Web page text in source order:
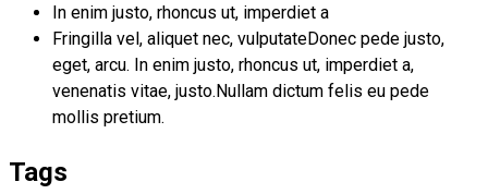
In enim justo, rhoncus ut, imperdiet a
Fringilla vel, aliquet nec, vulputateDonec pede justo,
eget, arcu. In enim justo, rhoncus ut, imperdiet a,
venenatis vitae, justo.Nullam dictum felis eu pede
mollis pretium.
Tags